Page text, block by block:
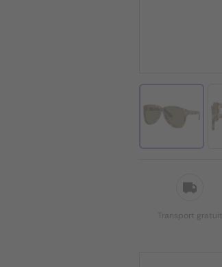
Transport gratuit